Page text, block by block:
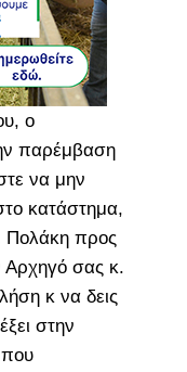
ο
παρέμβαση
να μην
κατάστημα,
Πολάκη προς
Αρχηγό σας κ.
κ να δεις
στην
που